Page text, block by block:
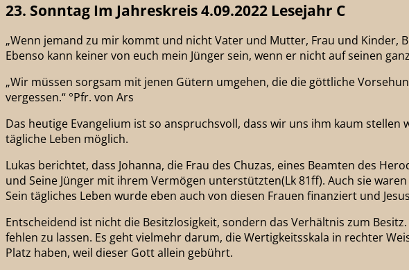
23. Sonntag Im Jahreskreis 4.09.2022 Lesejahr C
„Wenn jemand zu mir kommt und nicht Vater und Mutter, Frau und Kinder,
Ebenso kann keiner von euch mein Jünger sein, wenn er nicht auf seinen
„Wir müssen sorgsam mit jenen Gütern umgehen, die die göttliche
vergessen.“ °Pfr. von Ars
Das heutige Evangelium ist so anspruchsvoll, dass wir uns ihm kaum
tägliche Leben möglich.
Lukas berichtet, dass Johanna, die Frau des Chuzas, eines Beamten des
und Seine Jünger mit ihrem Vermögen unterstützten(Lk 81ff). Auch sie
Sein tägliches Leben wurde eben auch von diesen Frauen finanziert und
Entscheidend ist nicht die Besitzlosigkeit, sondern das Verhältnis zum
fehlen zu lassen. Es geht vielmehr darum, die Wertigkeitsskala in rechter
Platz haben, weil dieser Gott allein gebührt.